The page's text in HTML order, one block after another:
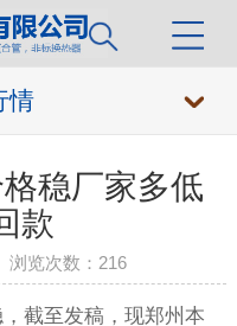
情
稳厂家多低
款
览次数： 216
截至发稿，现郑州本